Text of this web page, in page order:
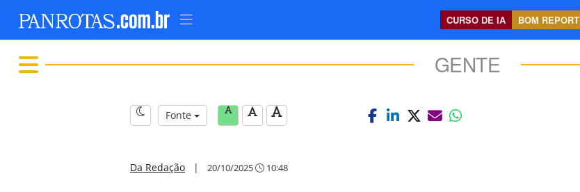
CURSO DE IA BOM REPORT
GENTE
Fonte
Da Redação | 20/10/2025 10:48